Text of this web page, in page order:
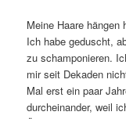
Meine Haare hängen
Ich habe geduscht,
zu schamponieren.
mir seit Dekaden
Mal erst ein paar
durcheinander, weil